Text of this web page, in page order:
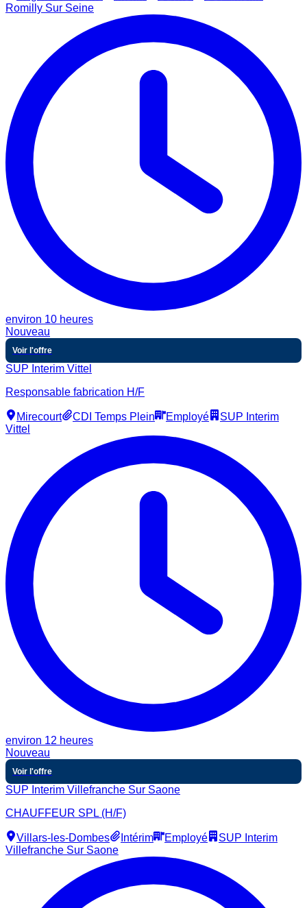
Romilly Sur Seine
environ 10 heures
Nouveau
Voir l'offre
SUP Interim Vittel
Responsable fabrication H/F
Mirecourt CDI Temps Plein Employé
SUP Interim
Vittel
environ 12 heures
Nouveau
Voir l'offre
SUP Interim Villefranche Sur Saone
CHAUFFEUR SPL (H/F)
Villars-les-Dombes Intérim Employé
SUP Interim
Villefranche Sur Saone